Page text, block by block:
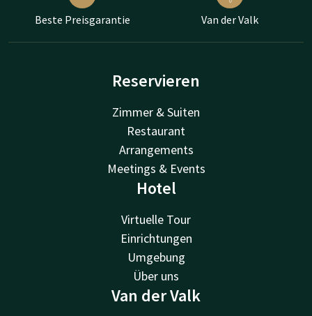
Beste Preisgarantie Van der Valk
Reservieren
Zimmer & Suiten
Restaurant
Arrangements
Meetings & Events
Hotel
Virtuelle Tour
Einrichtungen
Umgebung
Über uns
Van der Valk